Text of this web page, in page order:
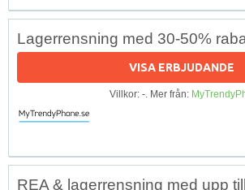
Lagerrensning med 30-50%
VISA ERBJUDANDE
Villkor: -. Mer från:
REA & lagerrensning med upp